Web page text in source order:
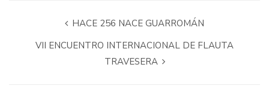
HACE 256 NACE GUARROMÁN
VII ENCUENTRO INTERNACIONAL DE FLAUTA
TRAVESERA